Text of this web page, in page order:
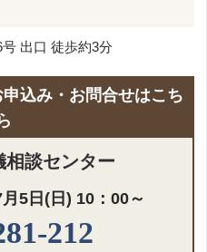
出口 徒歩約3分
込み・お問合せはこち
談センター
5日(日) 10：00～
212